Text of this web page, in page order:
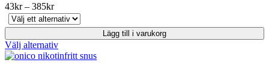
43kr – 385krPrisintervall:
43kr
till
385kr
Lägg till i varukorg
Välj alternativDen
här